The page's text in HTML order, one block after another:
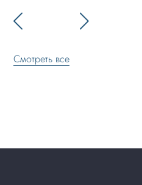
Смотреть все